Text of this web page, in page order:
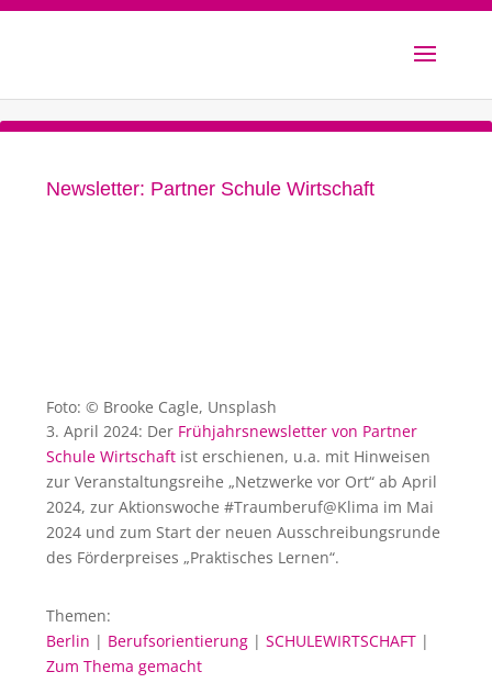
Newsletter: Partner Schule Wirtschaft
Foto: © Brooke Cagle, Unsplash
3. April 2024: Der Frühjahrsnewsletter von Partner
Schule Wirtschaft ist erschienen, u.a. mit Hinweisen
zur Veranstaltungsreihe „Netzwerke vor Ort“ ab April
2024, zur Aktionswoche #Traumberuf@Klima im Mai
2024 und zum Start der neuen Ausschreibungsrunde
des Förderpreises „Praktisches Lernen“.
Themen:
Berlin | Berufsorientierung | SCHULEWIRTSCHAFT |
Zum Thema gemacht